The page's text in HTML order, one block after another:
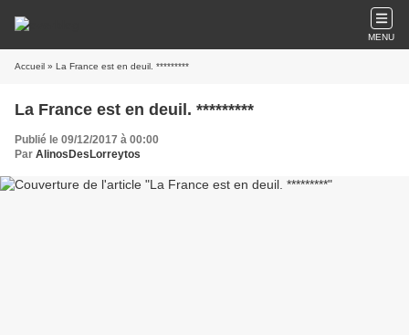
MENU
Accueil » La France est en deuil. *********
La France est en deuil. *********
Publié le 09/12/2017 à 00:00
Par AlinosDesLorreytos